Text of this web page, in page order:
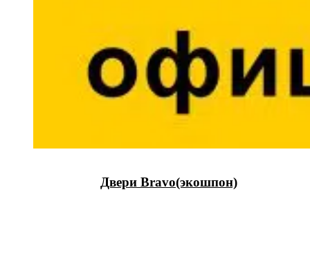
Двери Bravo(экошпон)